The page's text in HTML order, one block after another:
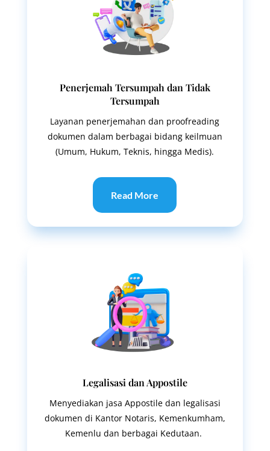
Penerjemah Tersumpah dan Tidak
Tersumpah
Layanan penerjemahan dan proofreading
dokumen dalam berbagai bidang keilmuan
(Umum, Hukum, Teknis, hingga Medis).
Read More
Legalisasi dan Appostile
Menyediakan jasa Appostile dan legalisasi
dokumen di Kantor Notaris, Kemenkumham,
Kemenlu dan berbagai Kedutaan.